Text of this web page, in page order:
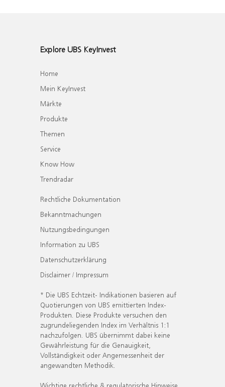
Explore UBS KeyInvest
Home
Mein KeyInvest
Märkte
Produkte
Themen
Service
Know How
Trendradar
Rechtliche Dokumentation
Bekanntmachungen
Nutzungsbedingungen
Information zu UBS
Datenschutzerklärung
Disclaimer / Impressum
* Die UBS Echtzeit- Indikationen basieren auf
Quotierungen von UBS emittierten Index-
Produkten. Diese Produkte versuchen den
zugrundeliegenden Index im Verhältnis 1:1
nachzufolgen. UBS übernimmt dabei keine
Gewährleistung für die Genauigkeit,
Vollständigkeit oder Angemessenheit der
angewandten Methodik.